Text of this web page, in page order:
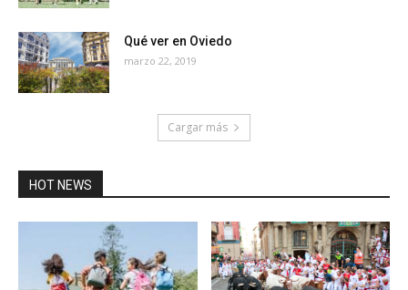
Qué ver en Oviedo
marzo 22, 2019
Cargar más
HOT NEWS